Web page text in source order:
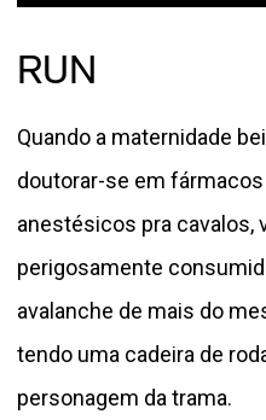
RUN
Quando a maternidade
doutorar-se em
anestésicos pra cavalos,
perigosamente
avalanche de mais do
tendo uma cadeira de
personagem da trama.